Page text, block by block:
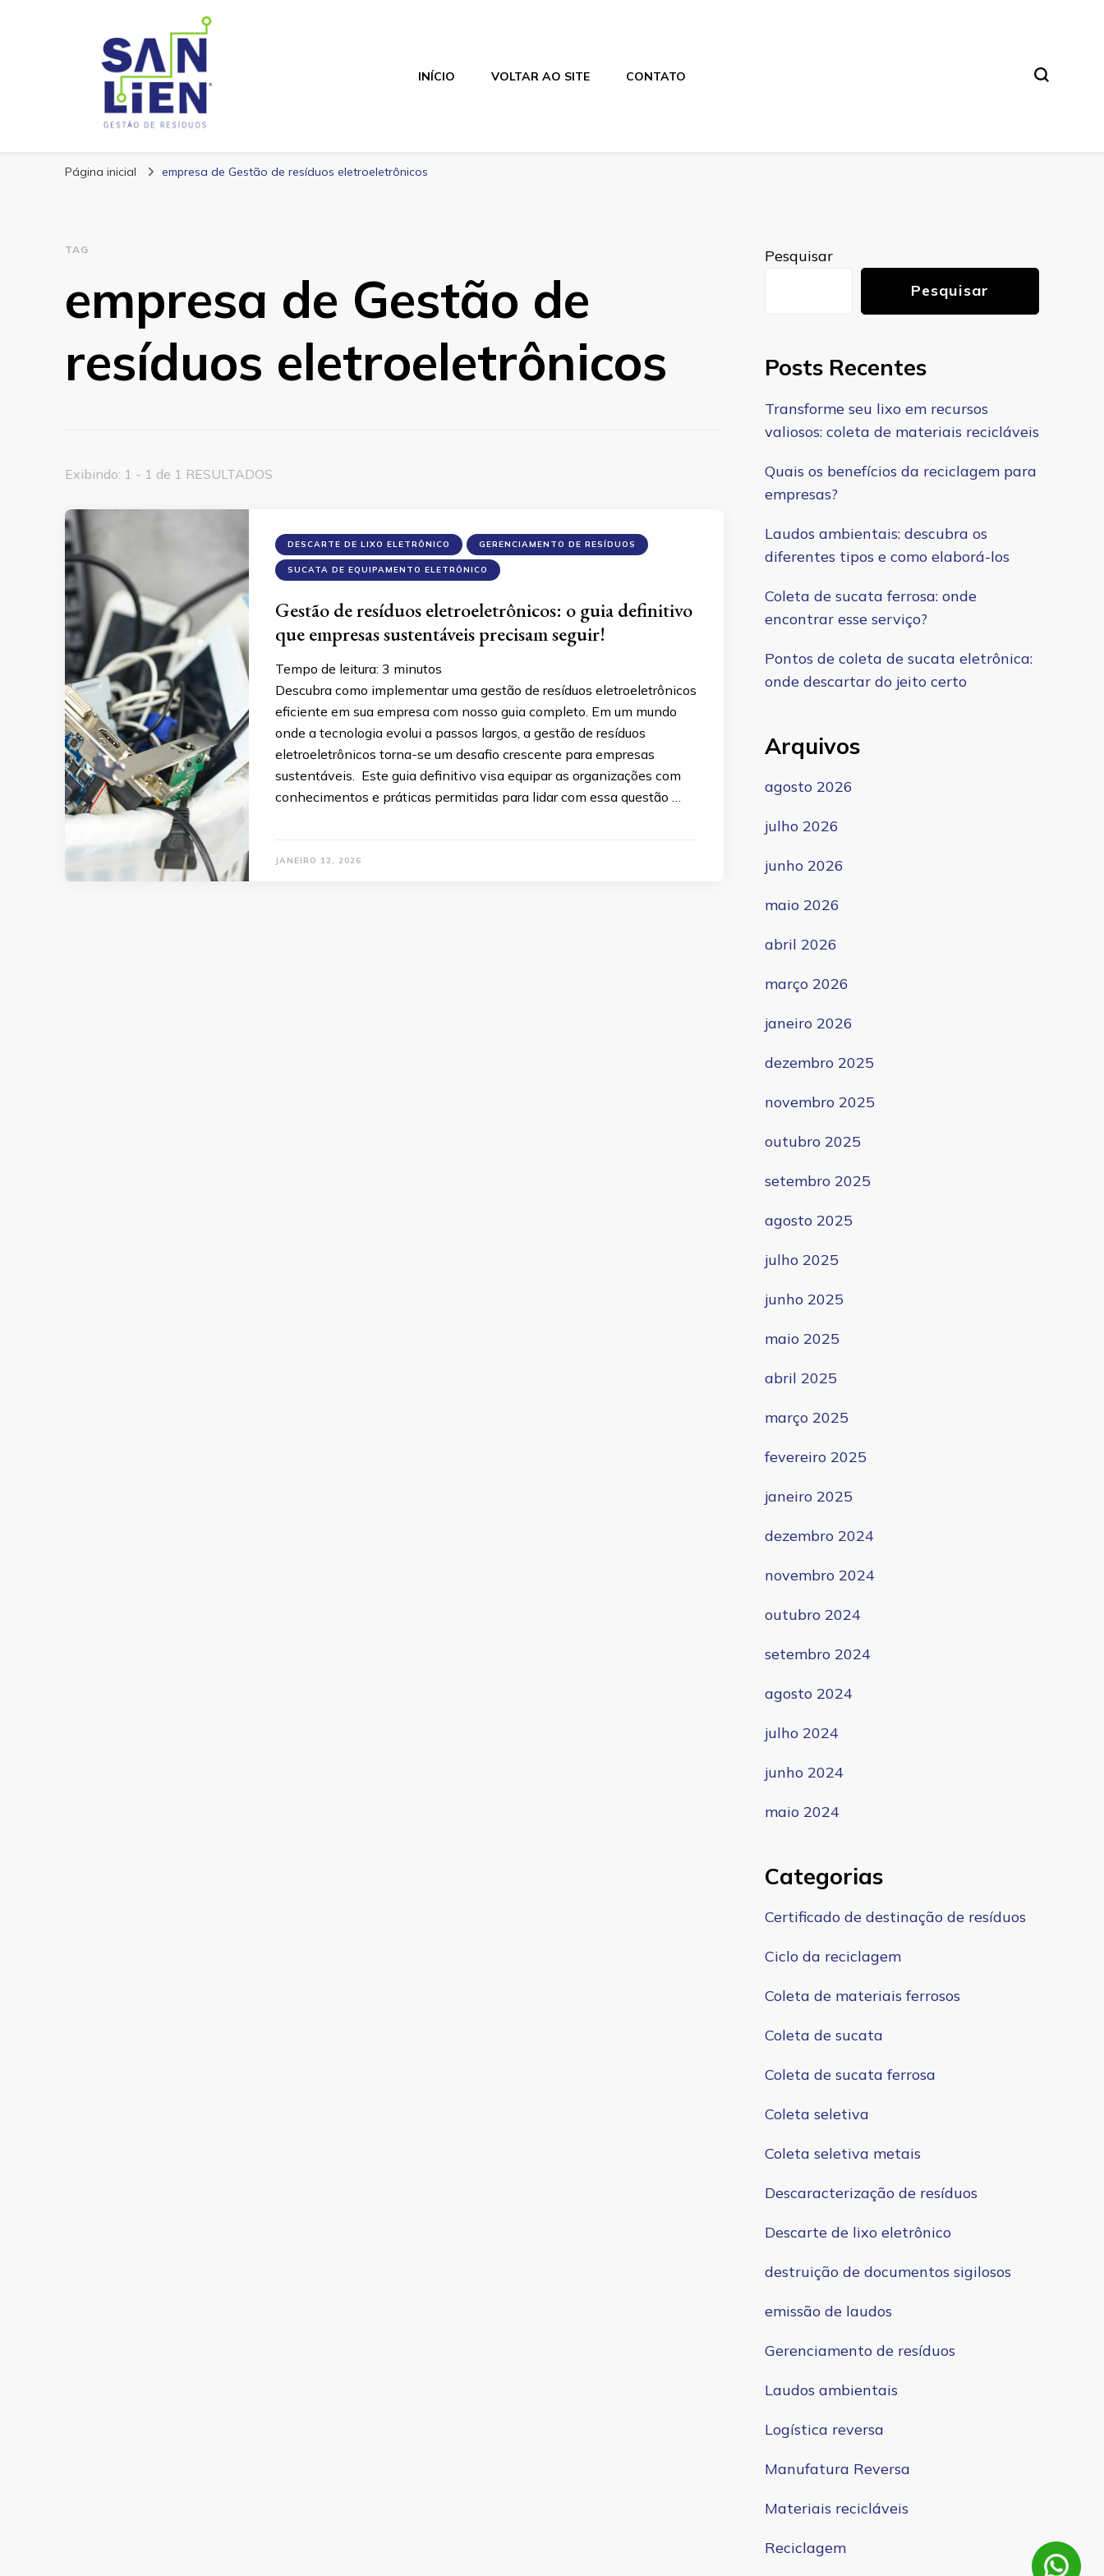
San Lien
INÍCIO VOLTAR AO SITE CONTATO
Página inicial empresa de Gestão de resíduos eletroeletrônicos
TAG
empresa de Gestão de
resíduos eletroeletrônicos
Exibindo: 1 - 1 de 1 RESULTADOS
DESCARTE DE LIXO ELETRÔNICO GERENCIAMENTO DE RESÍDUOS
SUCATA DE EQUIPAMENTO ELETRÔNICO
Gestão de resíduos eletroeletrônicos: o guia definitivo
que empresas sustentáveis ​​precisam seguir!
Tempo de leitura: 3 minutos
Descubra como implementar uma gestão de resíduos eletroeletrônicos
eficiente em sua empresa com nosso guia completo. Em um mundo
onde a tecnologia evolui a passos largos, a gestão de resíduos
eletroeletrônicos torna-se um desafio crescente para empresas
sustentáveis. Este guia definitivo visa equipar as organizações com
conhecimentos e práticas permitidas para lidar com essa questão …
JANEIRO 12, 2026
Pesquisar
Pesquisar
Posts Recentes
Transforme seu lixo em recursos
valiosos: coleta de materiais recicláveis
Quais os benefícios da reciclagem para
empresas?
Laudos ambientais: descubra os
diferentes tipos e como elaborá-los
Coleta de sucata ferrosa: onde
encontrar esse serviço?
Pontos de coleta de sucata eletrônica:
onde descartar do jeito certo
Arquivos
agosto 2026
julho 2026
junho 2026
maio 2026
abril 2026
março 2026
janeiro 2026
dezembro 2025
novembro 2025
outubro 2025
setembro 2025
agosto 2025
julho 2025
junho 2025
maio 2025
abril 2025
março 2025
fevereiro 2025
janeiro 2025
dezembro 2024
novembro 2024
outubro 2024
setembro 2024
agosto 2024
julho 2024
junho 2024
maio 2024
Categorias
Certificado de destinação de resíduos
Ciclo da reciclagem
Coleta de materiais ferrosos
Coleta de sucata
Coleta de sucata ferrosa
Coleta seletiva
Coleta seletiva metais
Descaracterização de resíduos
Descarte de lixo eletrônico
destruição de documentos sigilosos
emissão de laudos
Gerenciamento de resíduos
Laudos ambientais
Logística reversa
Manufatura Reversa
Materiais recicláveis
Reciclagem